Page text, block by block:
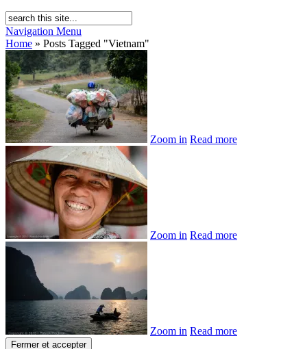
Navigation Menu
Home » Posts Tagged "Vietnam"
Zoom in Read more
Zoom in Read more
Zoom in Read more